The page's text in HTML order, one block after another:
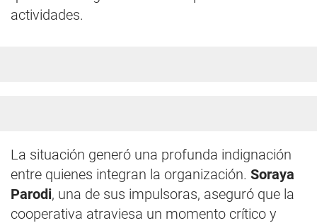
actividades.
La situación generó una profunda indignación
entre quienes integran la organización. Soraya
Parodi, una de sus impulsoras, aseguró que la
cooperativa atraviesa un momento crítico y